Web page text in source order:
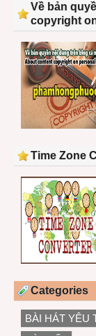
Về bản
copyright
Time Zone
Categories
BÀI HÁT YÊU